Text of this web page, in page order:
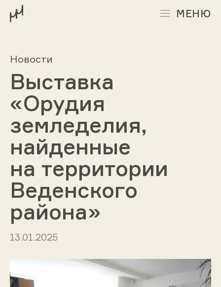
МЕНЮ
Новости
Выставка
«Орудия
земледелия,
найденные
на территории
Веденского
района»
13.01.2025